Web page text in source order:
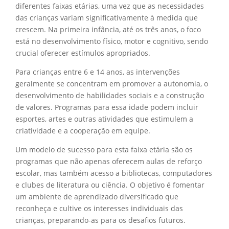
diferentes faixas etárias, uma vez que as necessidades
das crianças variam significativamente à medida que
crescem. Na primeira infância, até os três anos, o foco
está no desenvolvimento físico, motor e cognitivo, sendo
crucial oferecer estímulos apropriados.
Para crianças entre 6 e 14 anos, as intervenções
geralmente se concentram em promover a autonomia, o
desenvolvimento de habilidades sociais e a construção
de valores. Programas para essa idade podem incluir
esportes, artes e outras atividades que estimulem a
criatividade e a cooperação em equipe.
Um modelo de sucesso para esta faixa etária são os
programas que não apenas oferecem aulas de reforço
escolar, mas também acesso a bibliotecas, computadores
e clubes de literatura ou ciência. O objetivo é fomentar
um ambiente de aprendizado diversificado que
reconheça e cultive os interesses individuais das
crianças, preparando-as para os desafios futuros.